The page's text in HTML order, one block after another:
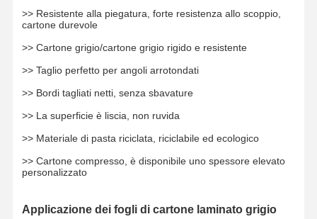
Fabbrica
Qualità
Casi Blog
Cartone grigio
Bordo duplex
>> Resistente alla piegatura, forte resistenza allo scoppio,
cartone durevole
>> Cartone grigio/cartone grigio rigido e resistente
>> Taglio perfetto per angoli arrotondati
>> Bordi tagliati netti, senza sbavature
>> La superficie è liscia, non ruvida
>> Materiale di pasta riciclata, riciclabile ed ecologico
>> Cartone compresso, è disponibile uno spessore elevato
personalizzato
Applicazione dei fogli di cartone laminato grigio